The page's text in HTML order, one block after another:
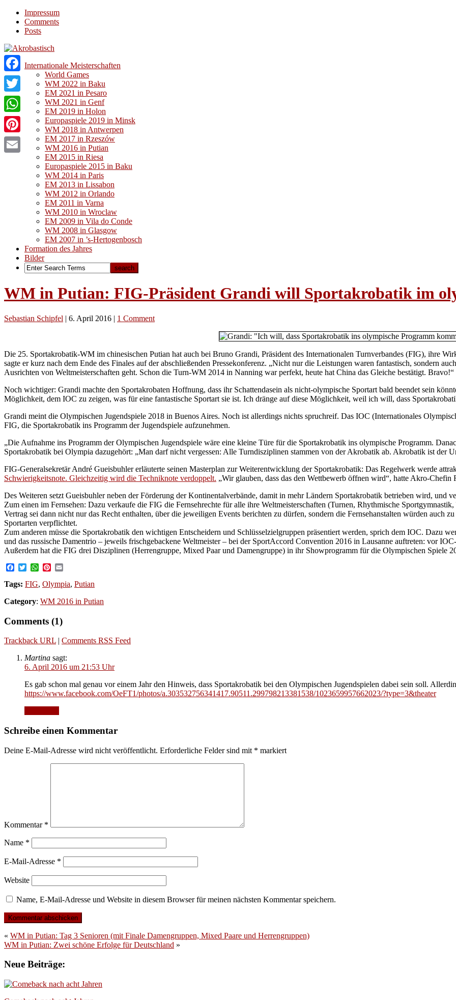
Impressum
Comments
Posts
Internationale Meisterschaften
World Games
WM 2022 in Baku
EM 2021 in Pesaro
WM 2021 in Genf
EM 2019 in Holon
Europaspiele 2019 in Minsk
WM 2018 in Antwerpen
EM 2017 in Rzeszów
WM 2016 in Putian
EM 2015 in Riesa
Europaspiele 2015 in Baku
WM 2014 in Paris
EM 2013 in Lissabon
WM 2012 in Orlando
EM 2011 in Varna
WM 2010 in Wroclaw
EM 2009 in Vila do Conde
WM 2008 in Glasgow
EM 2007 in ’s-Hertogenbosch
Formation des Jahres
Bilder
WM in Putian: FIG-Präsident Grandi will Sportakrobatik im
Sebastian Schipfel | 6. April 2016 | 1 Comment
Die 25. Sportakrobatik-WM im chinesischen Putian hat auch bei Bruno Grandi, Präsident des Internationalen Turnverbandes (FIG), ihre
sagte er kurz nach dem Ende des Finales auf der abschließenden Pressekonferenz. „Nicht nur die Leistungen waren fantastisch, sondern
Ausrichten von Weltmeisterschaften geht. Schon die Turn-WM 2014 in Nanning war perfekt, heute hat China das Gleiche bestätigt. Bravo!“
Noch wichtiger: Grandi machte den Sportakrobaten Hoffnung, dass ihr Schattendasein als nicht-olympische Sportart bald beendet sein
Möglichkeit, dem IOC zu zeigen, was für eine fantastische Sportart sie ist. Ich dränge auf diese Möglichkeit, weil ich will, dass
Grandi meint die Olympischen Jugendspiele 2018 in Buenos Aires. Noch ist allerdings nichts spruchreif. Das IOC (Internationales
FIG, die Sportakrobatik ins Programm der Jugendspiele aufzunehmen.
„Die Aufnahme ins Programm der Olympischen Jugendspiele wäre eine kleine Türe für die Sportakrobatik ins olympische Programm.
Sportakrobatik bei Olympia dazugehört: „Man darf nicht vergessen: Alle Turndisziplinen stammen von der Akrobatik ab. Akrobatik ist der
FIG-Generalsekretär André Gueisbuhler erläuterte seinen Masterplan zur Weiterentwicklung der Sportakrobatik: Das Regelwerk werde
Schwierigkeitsnote. Gleichzeitig wird die Techniknote verdoppelt. „Wir glauben, dass das den Wettbewerb öffnen wird“, hatte Akro-Chefin
Des Weiteren setzt Gueisbuhler neben der Förderung der Kontinentalverbände, damit in mehr Ländern Sportakrobatik betrieben wird, und
Zum einen im Fernsehen: Dazu verkaufe die FIG die Fernsehrechte für alle ihre Weltmeisterschaften (Turnen, Rhythmische
Vertrag sei dann nicht nur das Recht enthalten, über die jeweiligen Events berichten zu dürfen, sondern die Fernsehanstalten würden auch
Sportarten verpflichtet.
Zum anderen müsse die Sportakrobatik den wichtigen Entscheidern und Schlüsselzielgruppen präsentiert werden, sprich dem IOC. Dazu
und das russische Damentrio – jeweils frischgebackene Weltmeister – bei der SportAccord Convention 2016 in Lausanne auftreten: vor
Außerdem hat die FIG drei Disziplinen (Herrengruppe, Mixed Paar und Damengruppe) in ihr Showprogramm für die Olympischen Spiele
Facebook
TwitterWhatsApp
Pinterest
Tags: FIG, Olympia, Putian
Category: WM 2016 in Putian
Comments (1)
Trackback URL | Comments RSS Feed
Martina sagt:
6. April 2016 um 21:53 Uhr
Es gab schon mal genau vor einem Jahr den Hinweis, dass Sportakrobatik bei den Olympischen Jugendspielen dabei sein soll.
https://www.facebook.com/OeFT1/photos/a.303532756341417.90511.299798213381538/1023659957662023/?type=3&theater
Schreibe einen Kommentar
Deine E-Mail-Adresse wird nicht veröffentlicht. Erforderliche Felder sind mit * markiert
Kommentar *
Name *
E-Mail-Adresse *
Website
Name, E-Mail-Adresse und Website in diesem Browser für meinen nächsten Kommentar speichern.
« WM in Putian: Tag 3 Senioren (mit Finale Damengruppen, Mixed Paare und Herrengruppen)
WM in Putian: Zwei schöne Erfolge für Deutschland »
Neue Beiträge:
Facebook
Twitter
WhatsApp
Pinterest